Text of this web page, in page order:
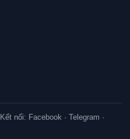
Kết nối: Facebook · Telegram ·